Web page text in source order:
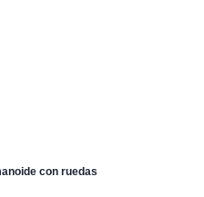
con ruedas